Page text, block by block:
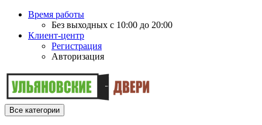
Время работы
Без выходных с 10:00 до 20:00
Клиент-центр
Регистрация
Авторизация
Все категории